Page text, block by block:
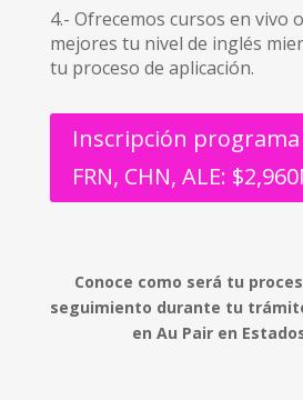
4.- Ofrecemos cursos en vivo
mejores tu nivel de inglés
tu proceso de aplicación.
Inscripción programa
FRN, CHN, ALE:
Conoce como será tu
seguimiento durante tu
en Au Pair en